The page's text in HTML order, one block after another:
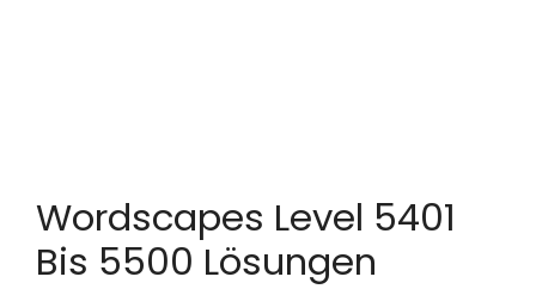
Wordscapes Level 5401
Bis 5500 Lösungen